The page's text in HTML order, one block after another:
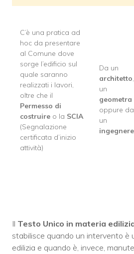
C’è una pratica ad
hoc da presentare
al Comune dove
sorge l’edificio sul
quale saranno
realizzati i lavori,
oltre che il
Permesso di
costruire o la SCIA
(Segnalazione
certificata d’inizio
attività)
Da un
architetto,
un
geometra
oppure da
un
ingegnere
Il Testo Unico in materia
stabilisce quando un intervento è
edilizia e quando è, invece,